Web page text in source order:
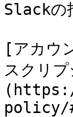
Slackの
[アカウ
スクリ
policy/